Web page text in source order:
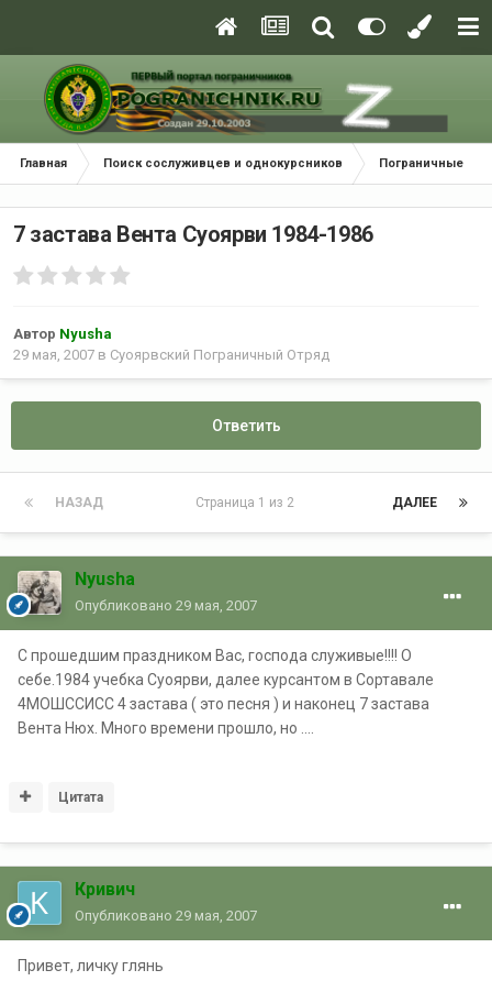
Главная Поиск сослуживцев и однокурсников Пограничные
7 застава Вента Суоярви 1984-1986
Автор Nyusha
29 мая, 2007 в Суоярвский Пограничный Отряд
Ответить
НАЗАД ДАЛЕЕ
Страница 1 из 2
Nyusha
Опубликовано 29 мая, 2007
С прошедшим праздником Вас, господа служивые!!!! О
себе.1984 учебка Суоярви, далее курсантом в Сортавале
4МОШССИСС 4 застава ( это песня ) и наконец 7 застава
Вента Нюх. Много времени прошло, но ....
Цитата
Кривич
Опубликовано 29 мая, 2007
Привет, личку глянь